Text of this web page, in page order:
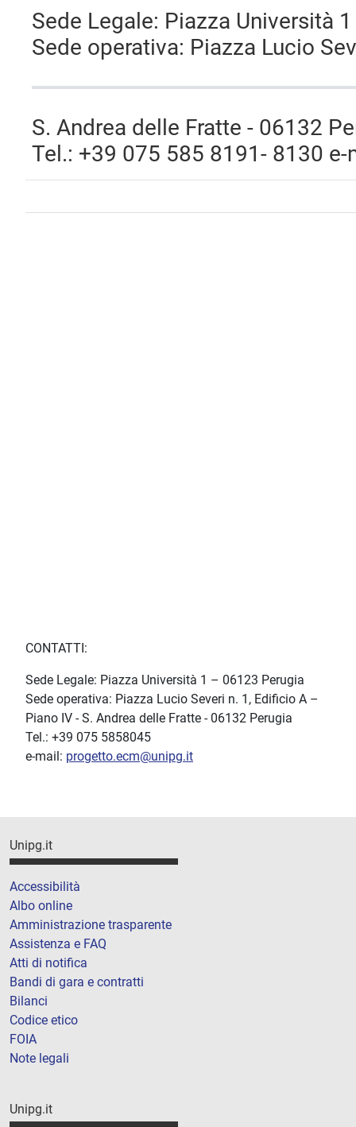
Sede Legale: Piazza Università
Sede operativa: Piazza Lucio
S. Andrea delle Fratte - 06132
Tel.: +39 075 585 8191- 8130
CONTATTI:
Sede Legale: Piazza Università 1 – 06123 Perugia
Sede operativa: Piazza Lucio Severi n. 1, Edificio A –
Piano IV - S. Andrea delle Fratte - 06132 Perugia
Tel.: +39 075 5858045
e-mail: progetto.ecm@unipg.it
Unipg.it
Accessibilità
Albo online
Amministrazione trasparente
Assistenza e FAQ
Atti di notifica
Bandi di gara e contratti
Bilanci
Codice etico
FOIA
Note legali
Unipg.it